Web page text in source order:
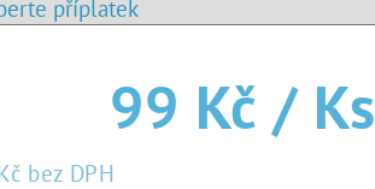
99 Kč / Ks
bez DPH